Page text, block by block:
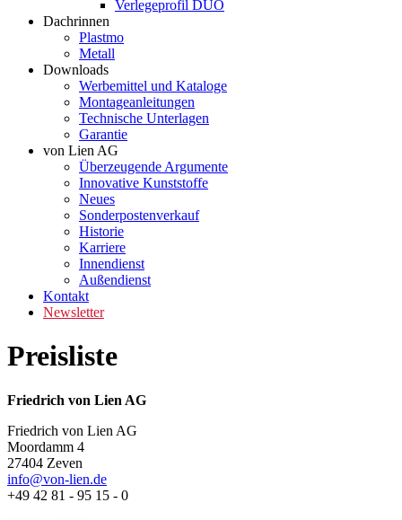
Verlegeprofil DUO
Dachrinnen
Plastmo
Metall
Downloads
Werbemittel und Kataloge
Montageanleitungen
Technische Unterlagen
Garantie
von Lien AG
Überzeugende Argumente
Innovative Kunststoffe
Neues
Sonderpostenverkauf
Historie
Karriere
Innendienst
Außendienst
Kontakt
Newsletter
Preisliste
Friedrich von Lien AG
Friedrich von Lien AG
Moordamm 4
27404 Zeven
info@von-lien.de
+49 42 81 - 95 15 - 0